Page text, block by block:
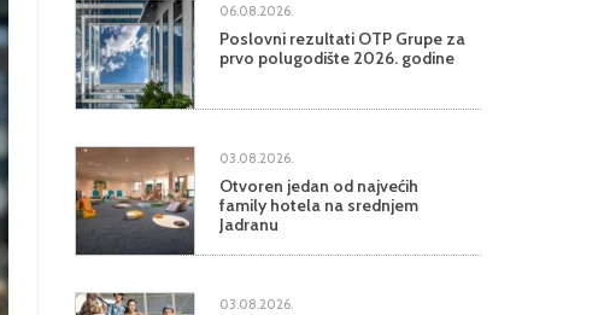
06.08.2026.
Poslovni rezultati OTP Grupe za
prvo polugodište 2026. godine
03.08.2026.
Otvoren jedan od najvećih
family hotela na srednjem
Jadranu
03.08.2026.